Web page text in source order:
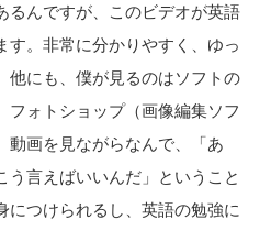
るんですが、このビデオが英語
す。非常に分かりやすく、ゆっ
他にも、僕が見るのはソフトの
フォトショップ（画像編集ソフ
動画を見ながらなんで、「あ
う言えばいいんだ」ということ
につけられるし、英語の勉強に